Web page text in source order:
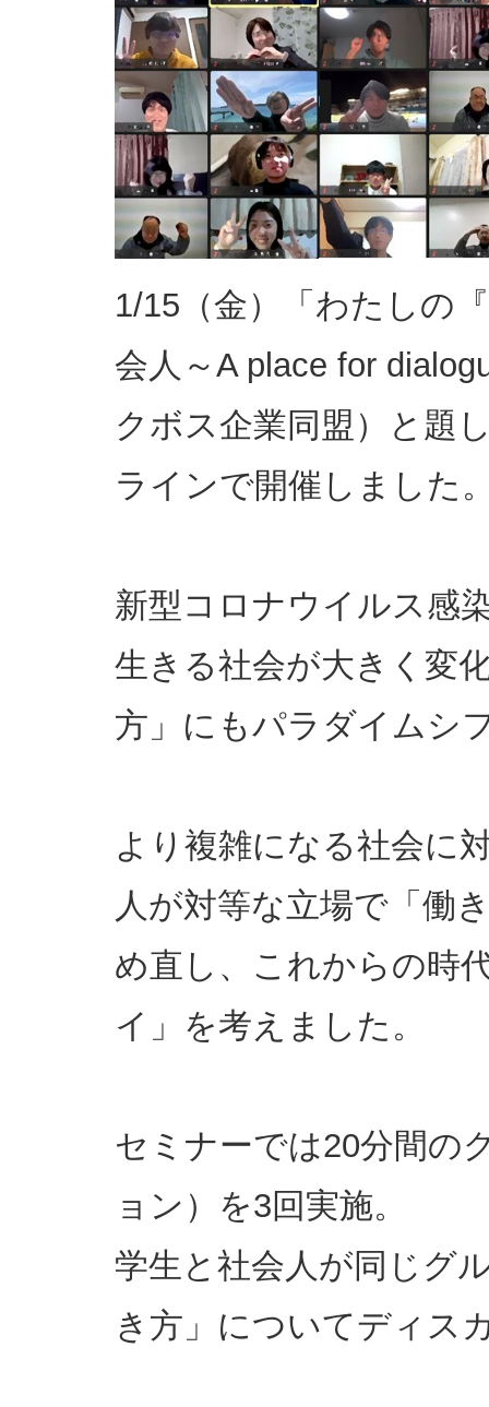
1/15（金）「わたしの
会人～A place for
クボス企業同盟）と題
ラインで開催しました
新型コロナウイルス感
生きる社会が大きく変
方」にもパラダイムシ
より複雑になる社会に
人が対等な立場で「働
め直し、これからの時
イ」を考えました。
セミナーでは20分間の
ョン）を3回実施。
学生と社会人が同じグ
き方」についてディス